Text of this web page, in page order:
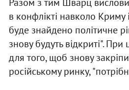
Разом з тим Шварц
в конфлікті навколо Криму
буде знайдено політичне
знову будуть відкриті".
для того, щоб знову
російському ринку,